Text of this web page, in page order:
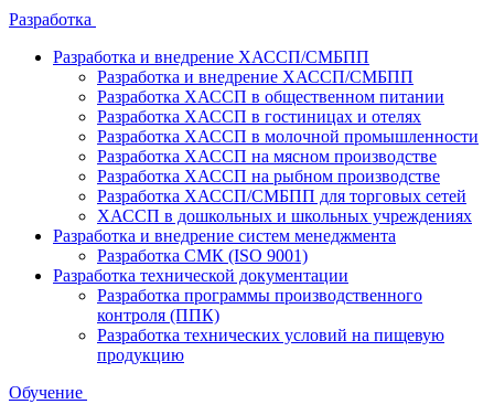
Разработка
Разработка и внедрение ХАССП/СМБПП
Разработка и внедрение ХАССП/СМБПП
Разработка ХАССП в общественном питании
Разработка ХАССП в гостиницах и отелях
Разработка ХАССП в молочной промышленности
Разработка ХАССП на мясном производстве
Разработка ХАССП на рыбном производстве
Разработка ХАССП/СМБПП для торговых сетей
ХАССП в дошкольных и школьных учреждениях
Разработка и внедрение систем менеджмента
Разработка СМК (ISO 9001)
Разработка технической документации
Разработка программы производственного
контроля (ППК)
Разработка технических условий на пищевую
продукцию
Обучение